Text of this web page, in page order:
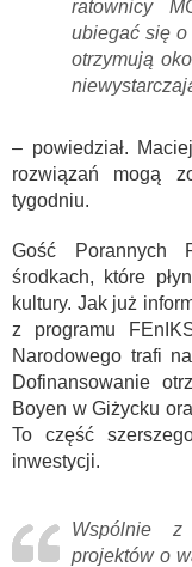
ratownicy
ubiegać się
otrzymują
– powiedział.
rozwiązań mogą
tygodniu.
Gość Porannych
środkach, które
kultury. Jak już
z programu
Narodowego trafi
Dofinansowanie
Boyen w Giżycku
To część
inwestycji.
Wspólnie z
projektów o